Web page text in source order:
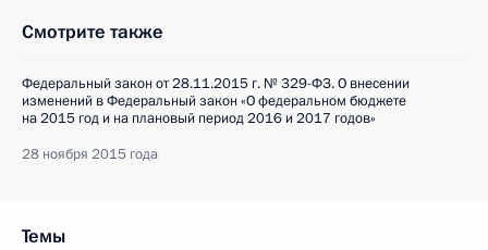
Смотрите также
Федеральный закон от 28.11.2015 г. № 329-ФЗ. О внесении
изменений в Федеральный закон «О федеральном бюджете
на 2015 год и на плановый период 2016 и 2017 годов»
28 ноября 2015 года
Темы